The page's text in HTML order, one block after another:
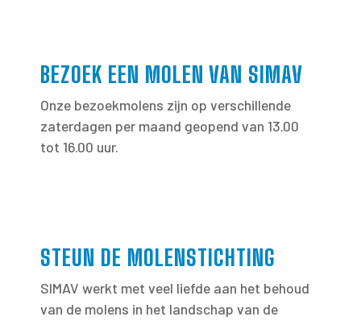
BEZOEK EEN MOLEN VAN SIMAV
Onze bezoekmolens zijn op verschillende
zaterdagen per maand geopend van 13.00
tot 16.00 uur.
STEUN DE MOLENSTICHTING
SIMAV werkt met veel liefde aan het behoud
van de molens in het landschap van de